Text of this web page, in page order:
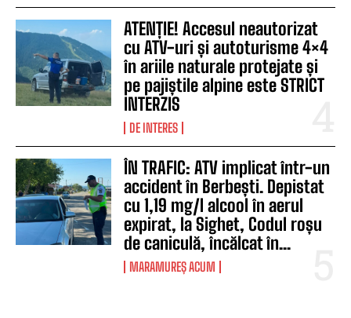
ATENȚIE! Accesul neautorizat
cu ATV-uri și autoturisme 4×4
în ariile naturale protejate și
pe pajiștile alpine este STRICT
INTERZIS
DE INTERES
ÎN TRAFIC: ATV implicat într-un
accident în Berbești. Depistat
cu 1,19 mg/l alcool în aerul
expirat, la Sighet, Codul roșu
de caniculă, încălcat în...
MARAMUREȘ ACUM